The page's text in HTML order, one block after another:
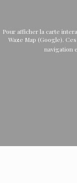
Pour afficher la carte
Waze Map (Google).
navigation